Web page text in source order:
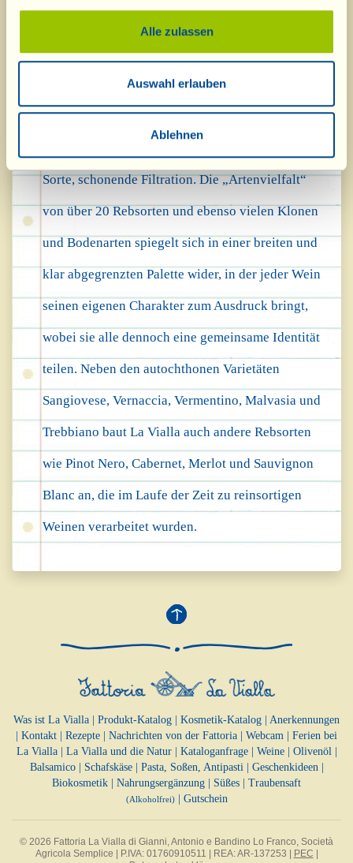
Alle zulassen
Auswahl erlauben
Ablehnen
Weinkeller unter der Leitung des Önologen Marco
Cervellera fortgesetzt: Auslese und Reinigung der
Trauben, spontane Gärung, Auswahl
Sorte, schonende Filtration. Die „Artenvielfalt“
von über 20 Rebsorten und ebenso vielen Klonen
und Bodenarten spiegelt sich in einer breiten und
klar abgegrenzten Palette wider, in der jeder Wein
seinen eigenen Charakter zum Ausdruck bringt,
wobei sie alle dennoch eine gemeinsame Identität
teilen. Neben den autochthonen Varietäten
Sangiovese, Vernaccia, Vermentino, Malvasia und
Trebbiano baut La Vialla auch andere Rebsorten
wie Pinot Nero, Cabernet, Merlot und Sauvignon
Blanc an, die im Laufe der Zeit zu reinsortigen
Weinen verarbeitet wurden.
Was ist La Vialla Produkt-Katalog Kosmetik-Katalog
Anerkennungen
Kontakt Rezepte Nachrichten von der Fattoria Webcam
Ferien bei
La Vialla| La Vialla und die Natur| Kataloganfrage| Weine| Olivenöl|
Balsamico| Schafskäse| Pasta, Soßen, Antipasti| Geschenkideen|
Biokosmetik
Nahrungsergänzung Süßes Traubensaft
(Alkoholfrei)| Gutschein
© 2026 Fattoria La Vialla di Gianni, Antonio e Bandino Lo Franco, Società
Agricola Semplice | P.IVA: 01760910511 | REA: AR-137253 |
PEC